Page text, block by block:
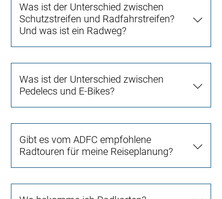
Was ist der Unterschied zwischen
Schutzstreifen und Radfahrstreifen?
Und was ist ein Radweg?
Was ist der Unterschied zwischen
Pedelecs und E-Bikes?
Gibt es vom ADFC empfohlene
Radtouren für meine Reiseplanung?